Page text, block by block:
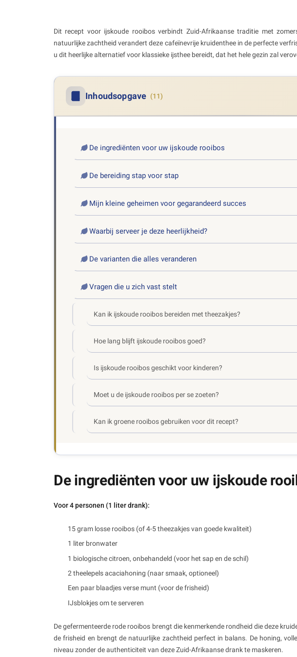
Dit recept voor ijskoude rooibos verbindt Zuid-Afrikaanse traditie met
natuurlijke zachtheid verandert deze cafeïnevrije kruidenthee in de perfecte
u dit heerlijke alternatief voor klassieke ijsthee bereidt, dat het hele gezin zal
Inhoudsopgave (11)
De ingrediënten voor uw ijskoude rooibos
De bereiding stap voor stap
Mijn kleine geheimen voor gegarandeerd succes
Waarbij serveer je deze heerlijkheid?
De varianten die alles veranderen
Vragen die u zich vast stelt
Kan ik ijskoude rooibos bereiden met theezakjes?
Hoe lang blijft ijskoude rooibos goed?
Is ijskoude rooibos geschikt voor kinderen?
Moet u de ijskoude rooibos per se zoeten?
Kan ik groene rooibos gebruiken voor dit recept?
De ingrediënten voor uw ijskoude
Voor 4 personen (1 liter drank):
15 gram losse rooibos (of 4-5 theezakjes van goede kwaliteit)
1 liter bronwater
1 biologische citroen, onbehandeld (voor het sap en de schil)
2 theelepels acaciahoning (naar smaak, optioneel)
Een paar blaadjes verse munt (voor de frisheid)
IJsblokjes om te serveren
De gefermenteerde rode rooibos brengt die kenmerkende rondheid die deze
de frisheid en brengt de natuurlijke zachtheid perfect in balans. De honing,
niveau zonder de authenticiteit van deze Zuid-Afrikaanse drank te maskeren.